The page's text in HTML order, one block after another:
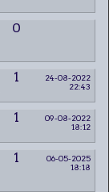
0
1
24-08-2022
22:43
1
09-08-2022
18:12
1
06-05-2025
18:18